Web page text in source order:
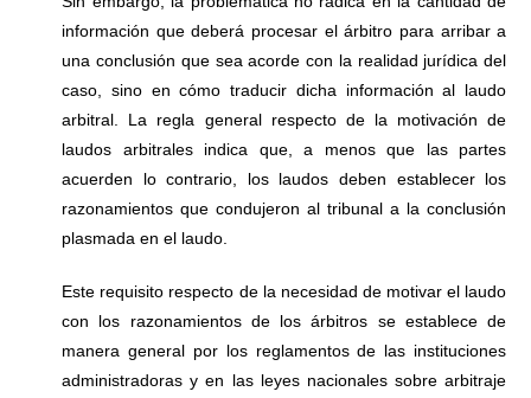
información que deberá procesar el árbitro para arribar a
una conclusión que sea acorde con la realidad jurídica del
caso, sino en cómo traducir dicha información al laudo
arbitral. La regla general respecto de la motivación de
laudos arbitrales indica que, a menos que las partes
acuerden lo contrario, los laudos deben establecer los
razonamientos que condujeron al tribunal a la conclusión
plasmada en el laudo.
Este requisito respecto de la necesidad de motivar el laudo
con los razonamientos de los árbitros se establece de
manera general por los reglamentos de las instituciones
administradoras y en las leyes nacionales sobre arbitraje